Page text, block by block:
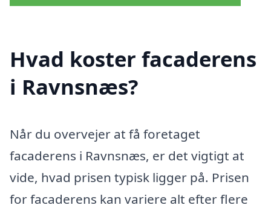
Hvad koster facaderens
i Ravnsnæs?
Når du overvejer at få foretaget
facaderens i Ravnsnæs, er det vigtigt at
vide, hvad prisen typisk ligger på. Prisen
for facaderens kan variere alt efter flere